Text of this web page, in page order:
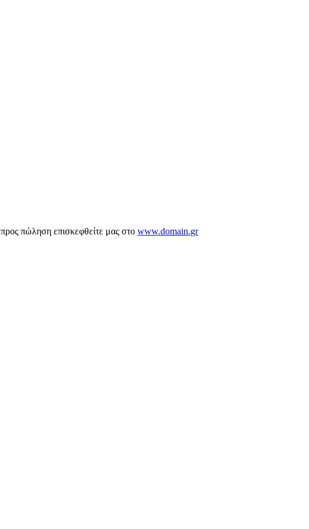
πώληση επισκεφθείτε μας στο www.domain.gr